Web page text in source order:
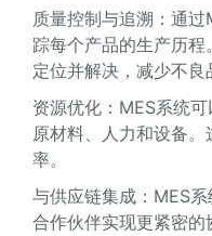
质量控制与追溯：通
踪每个产品的生产历
定位并解决，减少不良
资源优化：MES系统
原材料、人力和设备
率。
与供应链集成：MES
合作伙伴实现更紧密